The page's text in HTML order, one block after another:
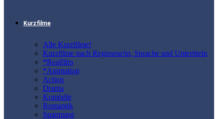
Kurzfilme
Alle Kurzfilme!
Kurzfilme nach Regisseur/in, Sprache und Untertiteln
*Realfilm
*Animation
Action
Drama
Komödie
Romantik
Spannung